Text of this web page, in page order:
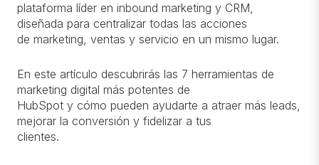
plataforma líder en inbound marketing y CRM,
diseñada para centralizar todas las acciones
de marketing, ventas y servicio en un mismo lugar.
En este artículo descubrirás las 7 herramientas de
marketing digital más potentes de
HubSpot y cómo pueden ayudarte a atraer más leads,
mejorar la conversión y fidelizar a tus
clientes.